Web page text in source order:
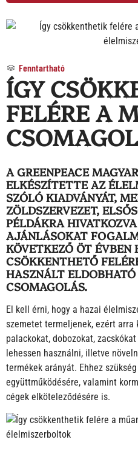
Fenntartható
ÍGY
FELÉRE A
A GREENPEACE
ELKÉSZÍTETTE AZ
SZÓLÓ KIADVÁNYÁT,
ZÖLDSZERVEZET,
PÉLDÁKRA
AJÁNLÁSOKAT
KÖVETKEZŐ ÖT ÉVBEN
CSÖKKENTHETŐ
HASZNÁLT
CSOMAGOLÁS.
El kell érni, hogy a hazai
szemetet termeljenek, ezért arra
palackokat, dobozokat,
lehessen használni, illetve
termékek arányát. Ehhez
együttműködésére, valamint
cégek elköteleződésére is.